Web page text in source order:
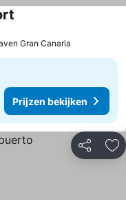
bekijken
Gran Canaria
Prijzen bekijken
Delen